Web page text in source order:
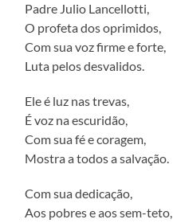
Padre Julio Lancellotti,
O profeta dos oprimidos,
Com sua voz firme e forte,
Luta pelos desvalidos.
Ele é luz nas trevas,
É voz na escuridão,
Com sua fé e coragem,
Mostra a todos a salvação.
Com sua dedicação,
Aos pobres e aos sem-teto,